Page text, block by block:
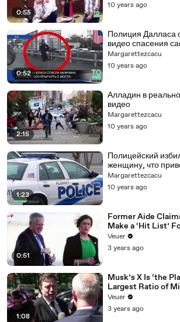
0:55
10 years ago
0:52
Полиция Далласа
видео спасения
Margarettezcacu
10 years ago
2:15
Алладин в
видео
Margarettezcacu
10 years ago
1:23
Полицейский
женщину, что
Margarettezcacu
10 years ago
0:51
Former Aide
Make a ‘Hit List’
Veuer
3 years ago
1:08
Musk’s X Is ‘the
Largest Ratio of
Disinformation’
Media Platforms
Veuer
3 years ago